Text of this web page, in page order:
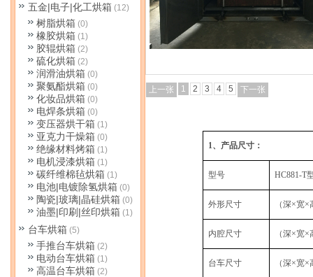
上一张 1 2 3 4 5 下一张
1、产品尺寸：
型号 HC881-T
外形尺寸 （深×宽×
内腔尺寸 （深×宽×
台车尺寸 （深×宽×
五金|电子|化工烘箱 (12)
树脂烘箱 (0)
橡胶烘箱 (1)
胶辊烘箱 (2)
硫化烘箱 (2)
润滑油烘箱 (0)
聚氨酯烘箱 (0)
化妆品烘箱 (0)
电焊条烘箱 (0)
变压器烘干箱 (1)
亚克力干燥箱 (0)
绝缘材料烤箱 (1)
电机浸漆烘箱 (1)
碳纤维棉毡烘箱 (1)
电池|电镀除氢烘箱 (0)
陶瓷|玻璃|晶硅烘箱 (0)
油墨|印刷|丝印烘箱 (1)
台车烘箱 (5)
手推台车烘箱 (2)
电动台车烘箱 (1)
高温台车烘箱 (2)